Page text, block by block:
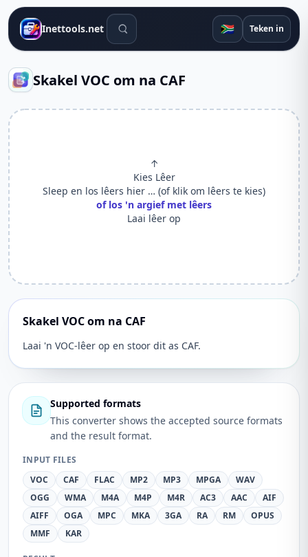
Inettools.net Soek gereedskap 🇿🇦 Teken in
Skakel VOC om na CAF
↑
Kies Lêer
Sleep en los lêers hier … (of klik om lêers te kies)
of los 'n argief met lêers
Laai lêer op
Skakel VOC om na CAF
Laai 'n VOC-lêer op en stoor dit as CAF.
Supported formats
This converter shows the accepted source formats
and the result format.
INPUT FILES
VOC
CAF FLAC MP2 MP3 MPGA
WAV
OGG
WMA M4A M4P M4R AC3 AAC
AIF
AIFF
OGA MPC MKA 3GA RA RM
OPUS
MMF
KAR